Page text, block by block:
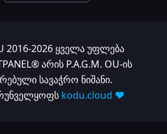
2016-2026 ყველა უფლება
არის P.A.G.M. OU-ის
სავაჭრო ნიშანი.
kodu.cloud ❤️